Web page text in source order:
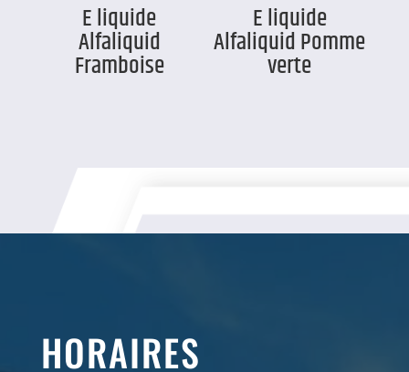
E liquide
Alfaliquid
Framboise
E liquide
Alfaliquid Pomme
verte
HORAIRES